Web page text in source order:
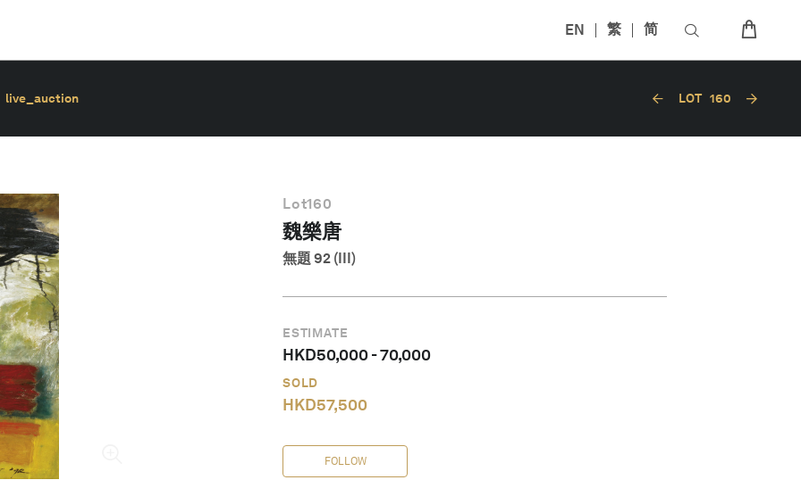
EN 繁 简
live_auction LOT 160
Lot160
魏樂唐
無題 92 (III)
ESTIMATE
HKD50,000-70,000
SOLD
HKD57,500
FOLLOW